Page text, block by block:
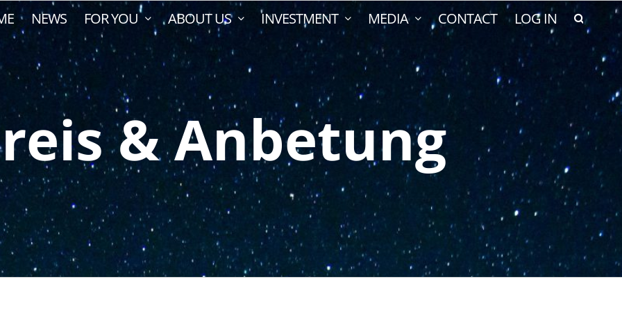
NEWS FOR YOU ABOUT US INVESTMENT MEDIA CONTACT LOG IN
& Anbetung